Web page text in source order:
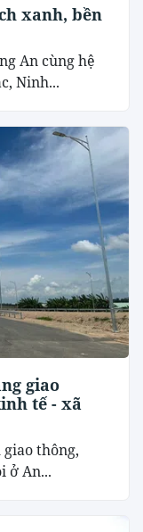
xanh, bền
An cùng hệ
Ninh...
giao
tế - xã
thông,
ở An...